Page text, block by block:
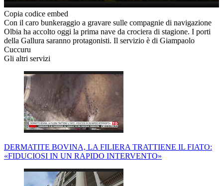
Copia codice embed
Con il caro bunkeraggio a gravare sulle compagnie di navigazione
Olbia ha accolto oggi la prima nave da crociera di stagione. I porti
della Gallura saranno protagonisti. Il servizio è di Giampaolo
Cuccuru
Gli altri servizi
DERMATITE BOVINA, LA FILIERA TRATTIENE IL FIATO:
«FIDUCIOSI IN UN RAPIDO INTERVENTO»